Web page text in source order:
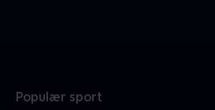
Populær sport